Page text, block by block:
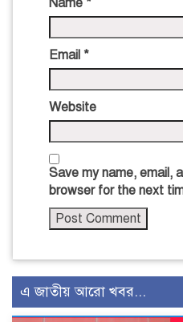
Email *
Website
Save my name, email,
browser for the next
এ জাতীয় আরো খবর...